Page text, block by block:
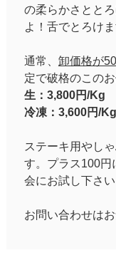
の柔らかさとと
よ！舌でとろけま
通常、 卸価格が
定で破格のこの
生：3,800円/Kg
冷凍：3,600円/Kg
ステーキ用やし
す。プラス100円
会にお試し下さい
お問い合わせは